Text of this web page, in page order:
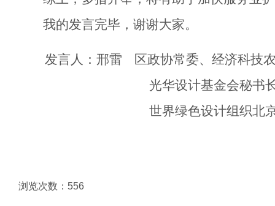
我的发言完毕，谢谢大家。
发言人：邢雷 区政协常委、经济科技
光华设计基金会秘书
世界绿色设计组织北
浏览次数： 556